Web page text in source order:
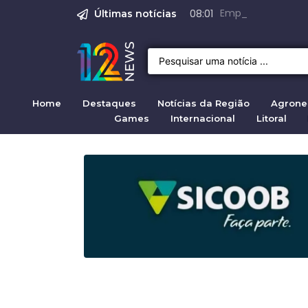
Últimas notícias 08:01 Empregos em
Crise migratória
Projeto de Lei
Operação
Produção do
Home Destaques Notícias da Região
Games
Internacional Litoral